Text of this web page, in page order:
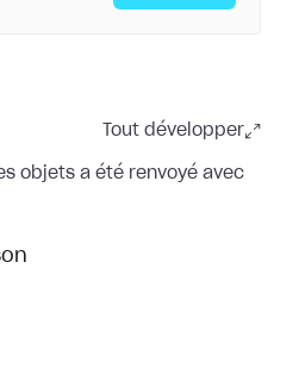
Tout développer
objets a été renvoyé avec